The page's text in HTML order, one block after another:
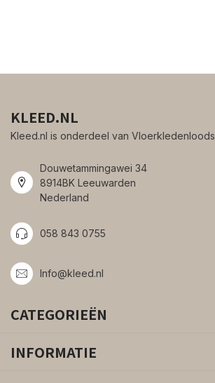
KLEED.NL
Kleed.nl is onderdeel van Vloerkledenloods
Douwetammingawei 34
8914BK Leeuwarden
Nederland
058 843 0755
Info@kleed.nl
CATEGORIEËN
INFORMATIE